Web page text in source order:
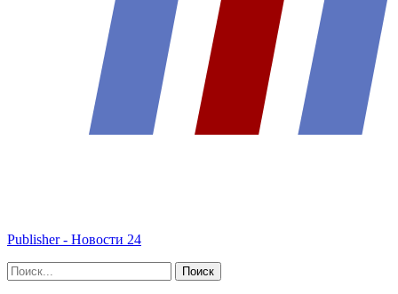
Publisher - Новости 24